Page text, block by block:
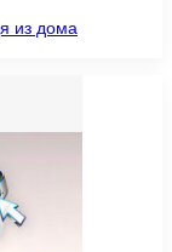
из дома